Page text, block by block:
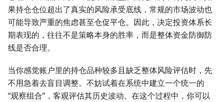
果持仓仓位超出了真实的风险承受底线，常规的市场波动也
可能导致严重的焦虑甚至仓促平仓。因此，决定投资体系长
期表现的，往往不是策略本身的胜率，而是整体资金防御防
线是否合理。
当你感觉账户里的持仓品种较多且缺乏整体风险评估时，先
不用急着去盲目调整。不妨试着在系统中建立一个统一的
“观察组合”，客观评估其历史波动。在这个过程中，你可以